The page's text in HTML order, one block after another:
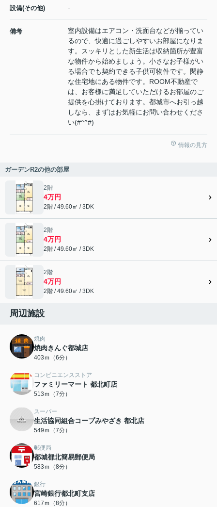
設備(その他) -
備考
室内設備はエアコン・洗面台などが揃ってい
るので、快適に過ごしやすいお部屋になりま
す。スッキリとした新生活は収納箇所が豊富
な物件から始めましょう。小さなお子様がい
る場合でも契約できる子供可物件です。閑静
な住宅地にある物件です。ROOM不動産で
は、お客様に満足していただけるお部屋のご
提供を心掛けております。都城市へお引っ越
しなら、まずはお気軽にお問い合わせくださ
い(#^^#)
情報の見方
ガーデンR2の他の部屋
2階
4万円
2階 / 49.60㎡ / 3DK
2階
4万円
2階 / 49.60㎡ / 3DK
2階
4万円
2階 / 49.60㎡ / 3DK
周辺施設
焼肉
焼肉きんぐ都城店
403ｍ（6分）
コンビニエンスストア
ファミリーマート 都北町店
513ｍ（7分）
スーパー
生活協同組合コープみやざき 都北店
549ｍ（7分）
郵便局
都城都北簡易郵便局
583ｍ（8分）
銀行
宮崎銀行都北町支店
617ｍ（8分）